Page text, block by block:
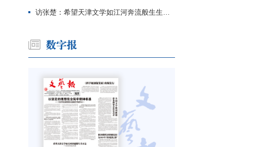
访张楚：希望天津文学如江河奔流般生生不息